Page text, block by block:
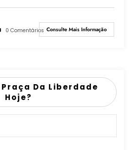
0 Comentários Consulte Mais Informação
Praça Da Liberdade
Hoje?